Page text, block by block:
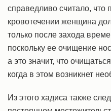
справедливо считало, что
кровотечении женщина
только после захода
поскольку ее очищение
а это значит, что
когда в этом возникнет
Из этого хадиса также